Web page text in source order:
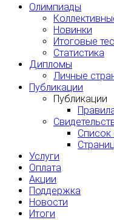
Олимпиады
Новинки
Итоговые
Статистика
Дипломы
Личные
Публикации
Публикации
Список
Услуги
Оплата
Акции
Поддержка
Новости
Итоги